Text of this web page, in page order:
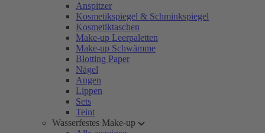
Anspitzer
Kosmetikspiegel & Schminkspiegel
Kosmetiktaschen
Make-up Leerpaletten
Make-up Schwämme
Blotting Paper
Nägel
Augen
Lippen
Sets
Teint
Wasserfestes Make-up